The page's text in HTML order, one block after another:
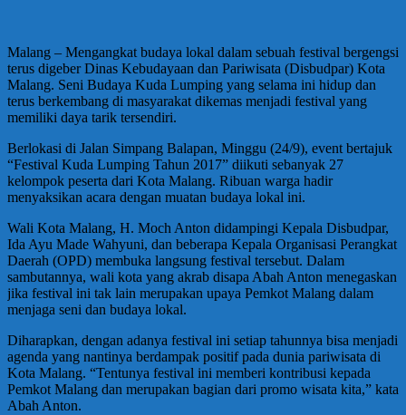
Malang – Mengangkat budaya lokal dalam sebuah festival bergengsi
terus digeber Dinas Kebudayaan dan Pariwisata (Disbudpar) Kota
Malang. Seni Budaya Kuda Lumping yang selama ini hidup dan
terus berkembang di masyarakat dikemas menjadi festival yang
memiliki daya tarik tersendiri.
Berlokasi di Jalan Simpang Balapan, Minggu (24/9), event bertajuk
“Festival Kuda Lumping Tahun 2017” diikuti sebanyak 27
kelompok peserta dari Kota Malang. Ribuan warga hadir
menyaksikan acara dengan muatan budaya lokal ini.
Wali Kota Malang, H. Moch Anton didampingi Kepala Disbudpar,
Ida Ayu Made Wahyuni, dan beberapa Kepala Organisasi Perangkat
Daerah (OPD) membuka langsung festival tersebut. Dalam
sambutannya, wali kota yang akrab disapa Abah Anton menegaskan
jika festival ini tak lain merupakan upaya Pemkot Malang dalam
menjaga seni dan budaya lokal.
Diharapkan, dengan adanya festival ini setiap tahunnya bisa menjadi
agenda yang nantinya berdampak positif pada dunia pariwisata di
Kota Malang. “Tentunya festival ini memberi kontribusi kepada
Pemkot Malang dan merupakan bagian dari promo wisata kita,” kata
Abah Anton.